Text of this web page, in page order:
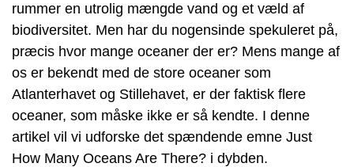
rummer en utrolig mængde vand og et væld af
biodiversitet. Men har du nogensinde spekuleret på,
præcis hvor mange oceaner der er? Mens mange af
os er bekendt med de store oceaner som
Atlanterhavet og Stillehavet, er der faktisk flere
oceaner, som måske ikke er så kendte. I denne
artikel vil vi udforske det spændende emne Just
How Many Oceans Are There? i dybden.